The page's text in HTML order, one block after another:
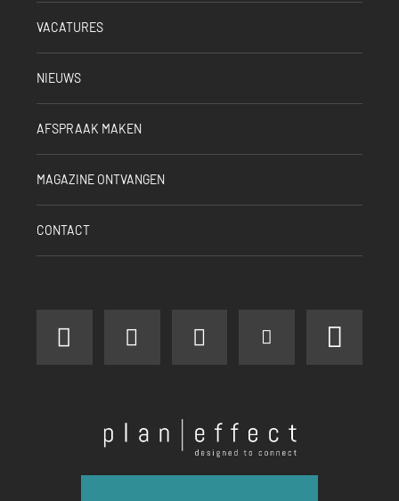
VACATURES
NIEUWS
AFSPRAAK MAKEN
MAGAZINE ONTVANGEN
CONTACT